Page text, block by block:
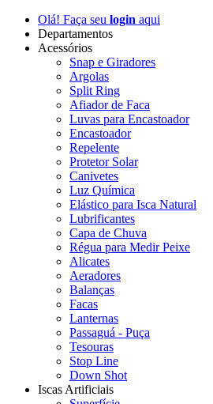
Olá! Faça seu login aqui
Departamentos
Acessórios
Snap e Giradores
Argolas
Split Ring
Afiador de Faca
Luvas para Encastoador
Encastoador
Repelente
Protetor Solar
Canivetes
Luz Química
Elástico para Isca Natural
Lubrificantes
Capa de Chuva
Régua para Medir Peixe
Alicates
Aeradores
Balanças
Facas
Lanternas
Passaguá - Puça
Tesouras
Stop Line
Down Shot
Iscas Artificiais